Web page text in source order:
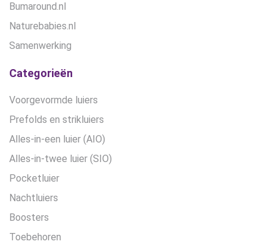
Bumaround.nl
Naturebabies.nl
Samenwerking
Categorieën
Voorgevormde luiers
Prefolds en strikluiers
Alles-in-een luier (AIO)
Alles-in-twee luier (SIO)
Pocketluier
Nachtluiers
Boosters
Toebehoren